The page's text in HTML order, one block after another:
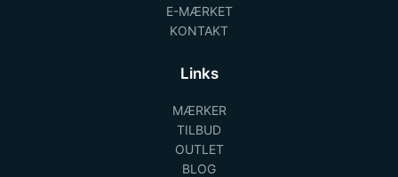
E-MÆRKET
KONTAKT
Links
MÆRKER
TILBUD
OUTLET
BLOG